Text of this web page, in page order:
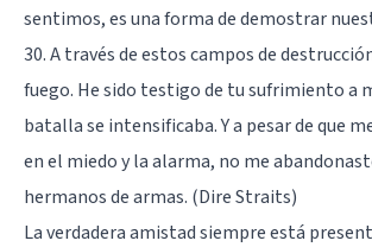
sentimos, es una forma de demostrar
30. A través de estos campos de
fuego. He sido testigo de tu sufrimiento a
batalla se intensificaba. Y a pesar de que
en el miedo y la alarma, no me
hermanos de armas. (Dire Straits)
La verdadera amistad siempre está